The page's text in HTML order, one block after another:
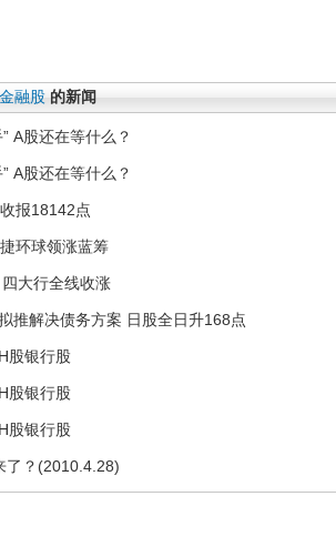
金融股 的新闻
A股还在等什么？
A股还在等什么？
报18142点
环球领涨蓝筹
大行全线收涨
推解决债务方案 日股全日升168点
股银行股
股银行股
股银行股
了？(2010.4.28)